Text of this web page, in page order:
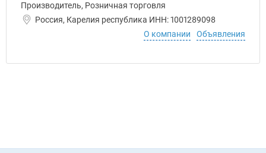
Производитель, Розничная торговля
Россия, Карелия республика ИНН: 1001289098
О компании
Объявления